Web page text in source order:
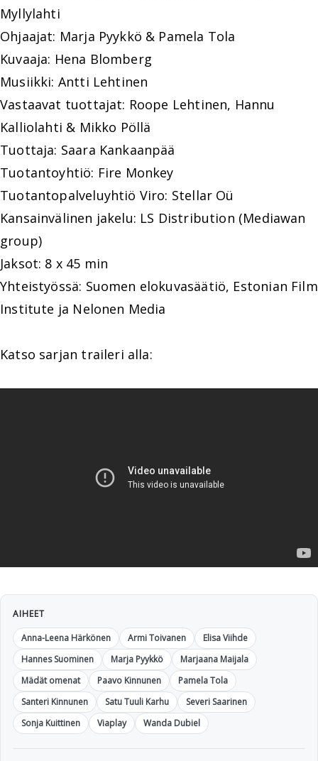
Myllylahti
Ohjaajat: Marja Pyykkö & Pamela Tola
Kuvaaja: Hena Blomberg
Musiikki: Antti Lehtinen
Vastaavat tuottajat: Roope Lehtinen, Hannu
Kalliolahti & Mikko Pöllä
Tuottaja: Saara Kankaanpää
Tuotantoyhtiö: Fire Monkey
Tuotantopalveluyhtiö Viro: Stellar Oü
Kansainvälinen jakelu: LS Distribution (Mediawan
group)
Jaksot: 8 x 45 min
Yhteistyössä: Suomen elokuvasäätiö, Estonian Film
Institute ja Nelonen Media
Katso sarjan traileri alla:
AIHEET
Anna-Leena Härkönen
Armi Toivanen
Elisa Viihde
Hannes Suominen
Marja Pyykkö
Marjaana Maijala
Mädät omenat
Paavo Kinnunen
Pamela Tola
Santeri Kinnunen
Satu Tuuli Karhu
Severi Saarinen
Sonja Kuittinen
Viaplay Wanda Dubiel